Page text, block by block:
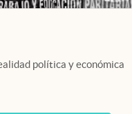
política y económica